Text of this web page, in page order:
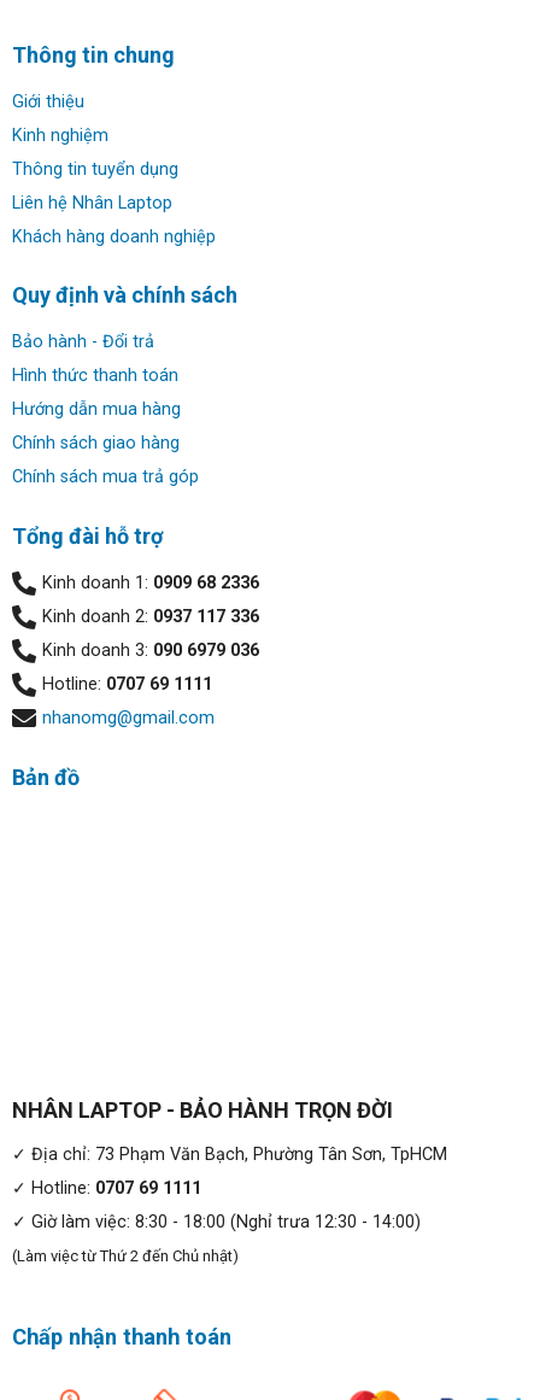
Thông tin chung
Giới thiệu
Kinh nghiệm
Thông tin tuyển dụng
Liên hệ Nhân Laptop
Khách hàng doanh nghiệp
Quy định và chính sách
Bảo hành - Đổi trả
Hình thức thanh toán
Hướng dẫn mua hàng
Chính sách giao hàng
Chính sách mua trả góp
Tổng đài hỗ trợ
Kinh doanh 1: 0909 68 2336
Kinh doanh 2: 0937 117 336
Kinh doanh 3: 090 6979 036
Hotline: 0707 69 1111
nhanomg@gmail.com
Bản đồ
NHÂN LAPTOP - BẢO HÀNH TRỌN ĐỜI
✓ Địa chỉ: 73 Phạm Văn Bạch, Phường Tân Sơn, TpHCM
✓ Hotline: 0707 69 1111
✓ Giờ làm việc: 8:30 - 18:00 (Nghỉ trưa 12:30 - 14:00)
(Làm việc từ Thứ 2 đến Chủ nhật)
Chấp nhận thanh toán